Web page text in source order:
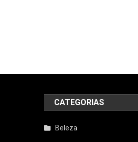
CATEGORIAS
Beleza